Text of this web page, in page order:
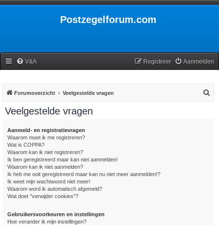
Postzegelforum.com
V&A Aanmelden
Registreer
Forumoverzicht Veelgestelde vragen
Veelgestelde vragen
Aanmeld- en registratievragen
Waarom moet ik me registreren?
Wat is COPPA?
Waarom kan ik niet registreren?
Ik ben geregistreerd maar kan niet aanmelden!
Waarom kan ik niet aanmelden?
Ik heb me ooit geregistreerd maar kan nu niet meer aanmelden!?
Ik weet mijn wachtwoord niet meer!
Waarom word ik automatisch afgemeld?
Wat doet "verwijder cookies"?
Gebruikersvoorkeuren en instellingen
Hoe verander ik mijn instellingen?